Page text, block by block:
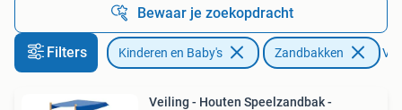
Bewaar je zoekopdracht
Filters Kinderen en Baby's Zandbakken
Veiling - Houten Speelzandbak -